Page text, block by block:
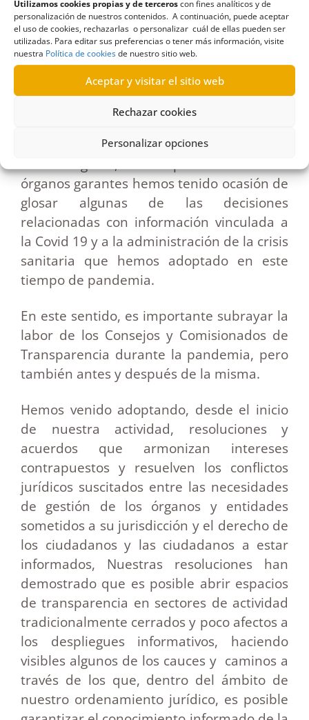
Utilizamos cookies propias y de terceroscon fines analíticos y de
personalización de nuestros contenidos. A continuación, puede aceptar
el uso de cookies, rechazarlas o personalizar cuál de ellas pueden ser
utilizadas. Para editar sus preferencias o tener más información, visite
nuestra Política de cookiesde nuestro sitio web.
Aceptar y visitar el sitio web
Rechazar cookies
Personalizar opciones
las Administraciones encargadas de
combatir la pandemia y sus consecuencias
y, en segundo lugar, en el papel crucial
que podemos jugar las instituciones de
garantía para la consecución de este
Así mismo, en la parte más académica de
órganos garantes hemos tenido ocasión de
glosar algunas de las decisiones
relacionadas con información vinculada a
la Covid 19 y a la administración de la crisis
sanitaria que hemos adoptado en este
tiempo de pandemia.
En este sentido, es importante subrayar la
labor de los Consejos y Comisionados de
Transparencia durante la pandemia, pero
también antes y después de la misma.
Hemos venido adoptando, desde el inicio
de nuestra actividad, resoluciones y
acuerdos que armonizan intereses
contrapuestos y resuelven los conflictos
jurídicos suscitados entre las necesidades
de gestión de los órganos y entidades
sometidos a su jurisdicción y el derecho de
los ciudadanos y las ciudadanos a estar
informados, Nuestras resoluciones han
demostrado que es posible abrir espacios
de transparencia en sectores de actividad
tradicionalmente cerrados y poco afectos a
los despliegues informativos, haciendo
visibles algunos de los cauces y caminos a
través de los que, dentro del ámbito de
nuestro ordenamiento jurídico, es posible